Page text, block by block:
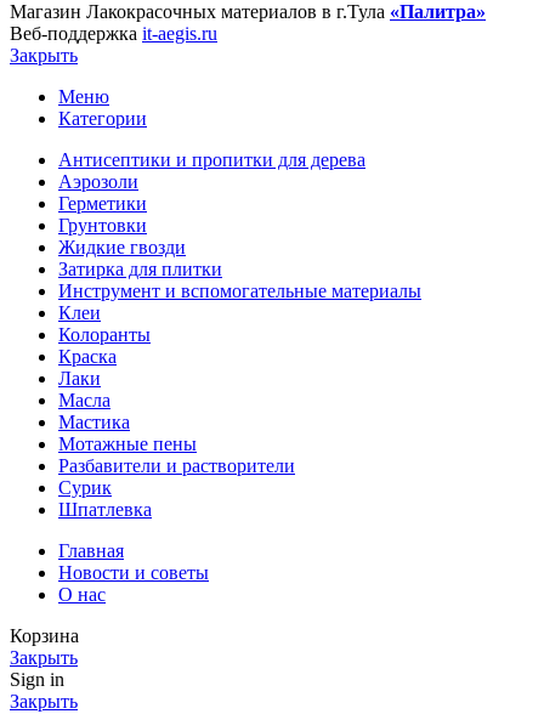
Магазин Лакокрасочных материалов в г.Тула «Палитра»
Веб-поддержка it-aegis.ru
Закрыть
Меню
Категории
Антисептики и пропитки для дерева
Аэрозоли
Герметики
Грунтовки
Жидкие гвозди
Затирка для плитки
Инструмент и вспомогательные материалы
Клеи
Колоранты
Краска
Лаки
Масла
Мастика
Мотажные пены
Разбавители и растворители
Сурик
Шпатлевка
Главная
Новости и советы
О нас
Корзина
Закрыть
Sign in
Закрыть